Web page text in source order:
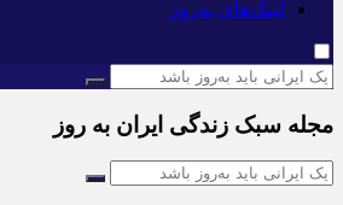
لینک‌های به‌روز
مجله سبک زندگی ایران به روز